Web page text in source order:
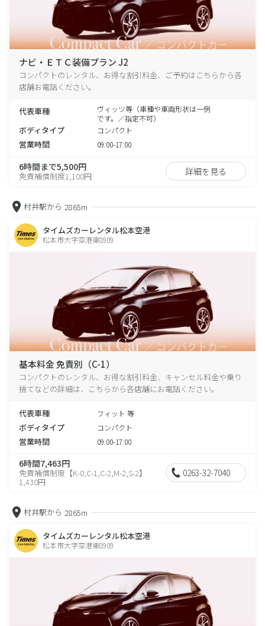
ナビ・ＥＴＣ装備プラン J2
コンパクトのレンタル、お得な割引料金、ご予約はこちらから各
店舗お電話ください。
代表車種
ヴィッツ等（車種や車両形状は一例
です。／指定不可）
ボディタイプ コンパクト
営業時間 09:00-17:00
6時間まで5,500円
免責補償制度1,100円 詳細を見る
村井駅から 2865m
タイムズカーレンタル松本空港
松本市大字空港東8909
基本料金 免責別（C-1）
コンパクトのレンタル、お得な割引料金、キャンセル料金や乗り
捨てなどの詳細は、こちらから各店舗にお電話ください。
代表車種 フィット 等
ボディタイプ コンパクト
営業時間 09:00-17:00
6時間7,463円
免責補償制度【K-0,C-1,C-2,M-2,S-2】
1,430円
0263-32-7040
村井駅から 2865m
タイムズカーレンタル松本空港
松本市大字空港東8909